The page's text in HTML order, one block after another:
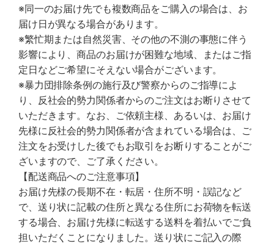
※同一のお届け先でも複数商品をご購入の場合は、お
届け日が異なる場合があります。
※繁忙期または自然災害、その他の不測の事態に伴う
影響により、商品のお届けが困難な地域、またはご指
定日などご希望にそえない場合がございます。
※暴力団排除条例の施行及び警察からのご指導によ
り、反社会的勢力関係者からのご注文はお断りさせて
いただきます。なお、ご依頼主様、あるいは、お届け
先様に反社会的勢力関係者が含まれている場合は、ご
注文をお受けした後でもお取引をお断りすることがご
ざいますので、ご了承ください。
【配送商品へのご注意事項】
お届け先様の長期不在・転居・住所不明・誤記など
で、送り状に記載の住所と異なる住所にお荷物を転送
する場合、お届け先様に転送する送料を着払いでご負
担いただくことになりました。送り状にご記入の際